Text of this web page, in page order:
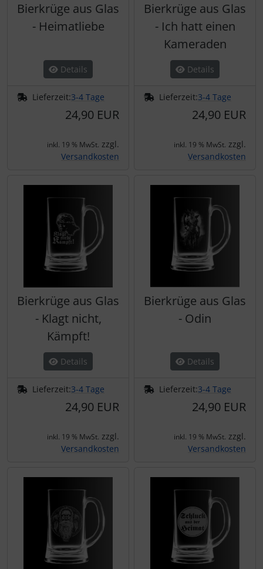
Bierkrüge aus Glas
- Heimatliebe
Details
Lieferzeit:3-4 Tage
24,90 EUR
inkl. 19 % MwSt. zzgl.
Versandkosten
Bierkrüge aus Glas
- Ich hatt einen
Kameraden
Details
Lieferzeit:3-4 Tage
24,90 EUR
inkl. 19 % MwSt. zzgl.
Versandkosten
Bierkrüge aus Glas
- Klagt nicht,
Kämpft!
Details
Lieferzeit:3-4 Tage
24,90 EUR
inkl. 19 % MwSt. zzgl.
Versandkosten
Bierkrüge aus Glas
- Odin
Details
Lieferzeit:3-4 Tage
24,90 EUR
inkl. 19 % MwSt. zzgl.
Versandkosten